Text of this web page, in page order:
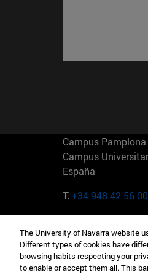
Campus Pamplona
Campus
España
T.+34 948 42 56 00
Camino del Cerro
Madrid España
The University of Navarra website
Different types of cookies have
browsing habits respecting your
to enable or accept them all. This